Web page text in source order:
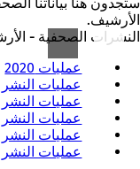
الأرشيف.
النشرات الصحفية -
عمليات 2020
عمليات النشر 2021
عمليات النشر 2022
عمليات النشر 2023
عمليات النشر 2024
عمليات النشر 2025